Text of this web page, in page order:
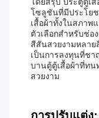
โดยสรุป ประตูตู้เ
โซลูชันที่มีประโย
เสื้อผ้าทั้งในสภาพ
ตัวเลือกสำหรับช่อ
สีสันสวยงามหลาย
เป็นการลงทุนที่ช
บานตู้ตู้เสื้อผ้าที่ทน
สวยงาม